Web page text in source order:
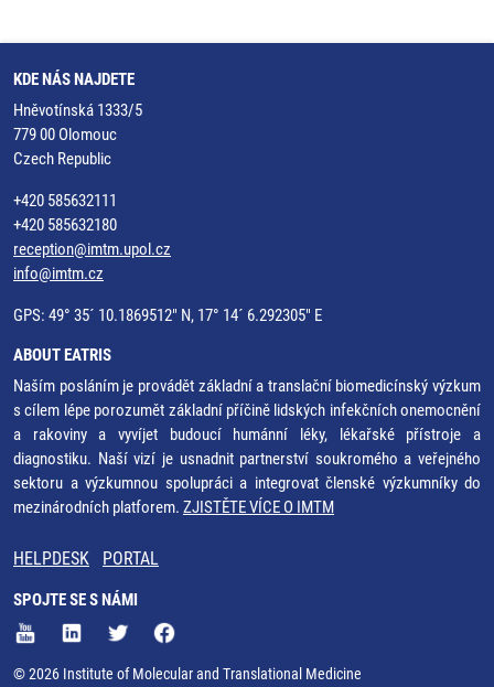
KDE NÁS NAJDETE
Hněvotínská 1333/5
779 00 Olomouc
Czech Republic
+420 585632111
+420 585632180
reception@imtm.upol.cz
info@imtm.cz
GPS: 49° 35´ 10.1869512" N, 17° 14´ 6.292305" E
ABOUT EATRIS
Naším posláním je provádět základní a translační biomedicínský výzkum
s cílem lépe porozumět základní příčině lidských infekčních onemocnění
a rakoviny a vyvíjet budoucí humánní léky, lékařské přístroje a
diagnostiku. Naší vizí je usnadnit partnerství soukromého a veřejného
sektoru a výzkumnou spolupráci a integrovat členské výzkumníky do
mezinárodních platforem. ZJISTĚTE VÍCE O IMTM
HELPDESK PORTAL
SPOJTE SE S NÁMI
© 2026 Institute of Molecular and Translational Medicine